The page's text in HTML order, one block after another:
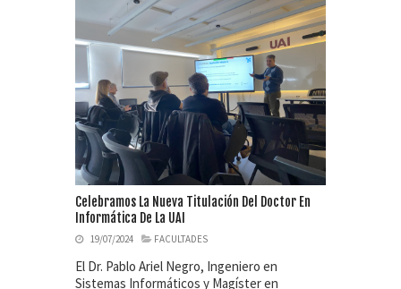
Celebramos La Nueva Titulación Del Doctor En
Informática De La UAI
19/07/2024 FACULTADES
El Dr. Pablo Ariel Negro, Ingeniero en
Sistemas Informáticos y Magíster en